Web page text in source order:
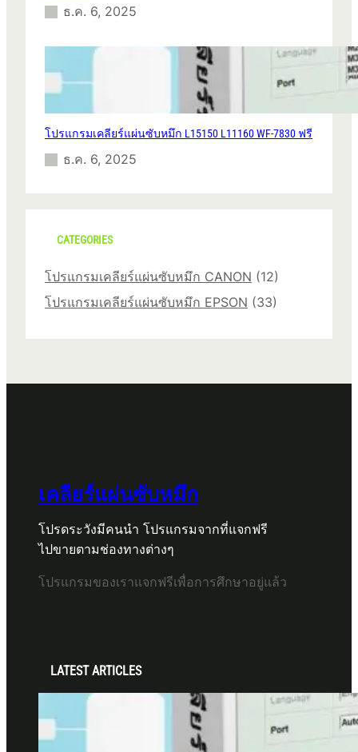
ธ.ค. 6, 2025
โปรแกรมเคลียร์แผ่นซับหมึก L15150 L11160 WF-7830 ฟรี
ธ.ค. 6, 2025
CATEGORIES
โปรแกรมเคลียร์แผ่นซับหมึก CANON (12)
โปรแกรมเคลียร์แผ่นซับหมึก EPSON (33)
เคลียร์แผ่นซับหมึก
โปรดระวังมีคนนำ โปรแกรมจากที่แจกฟรี
ไปขายตามช่องทางต่างๆ
โปรแกรมของเราแจกฟรีเพื่อการศึกษาอยู่แล้ว
LATEST ARTICLES